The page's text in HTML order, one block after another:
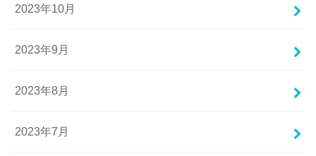
2023年10月
2023年9月
2023年8月
2023年7月